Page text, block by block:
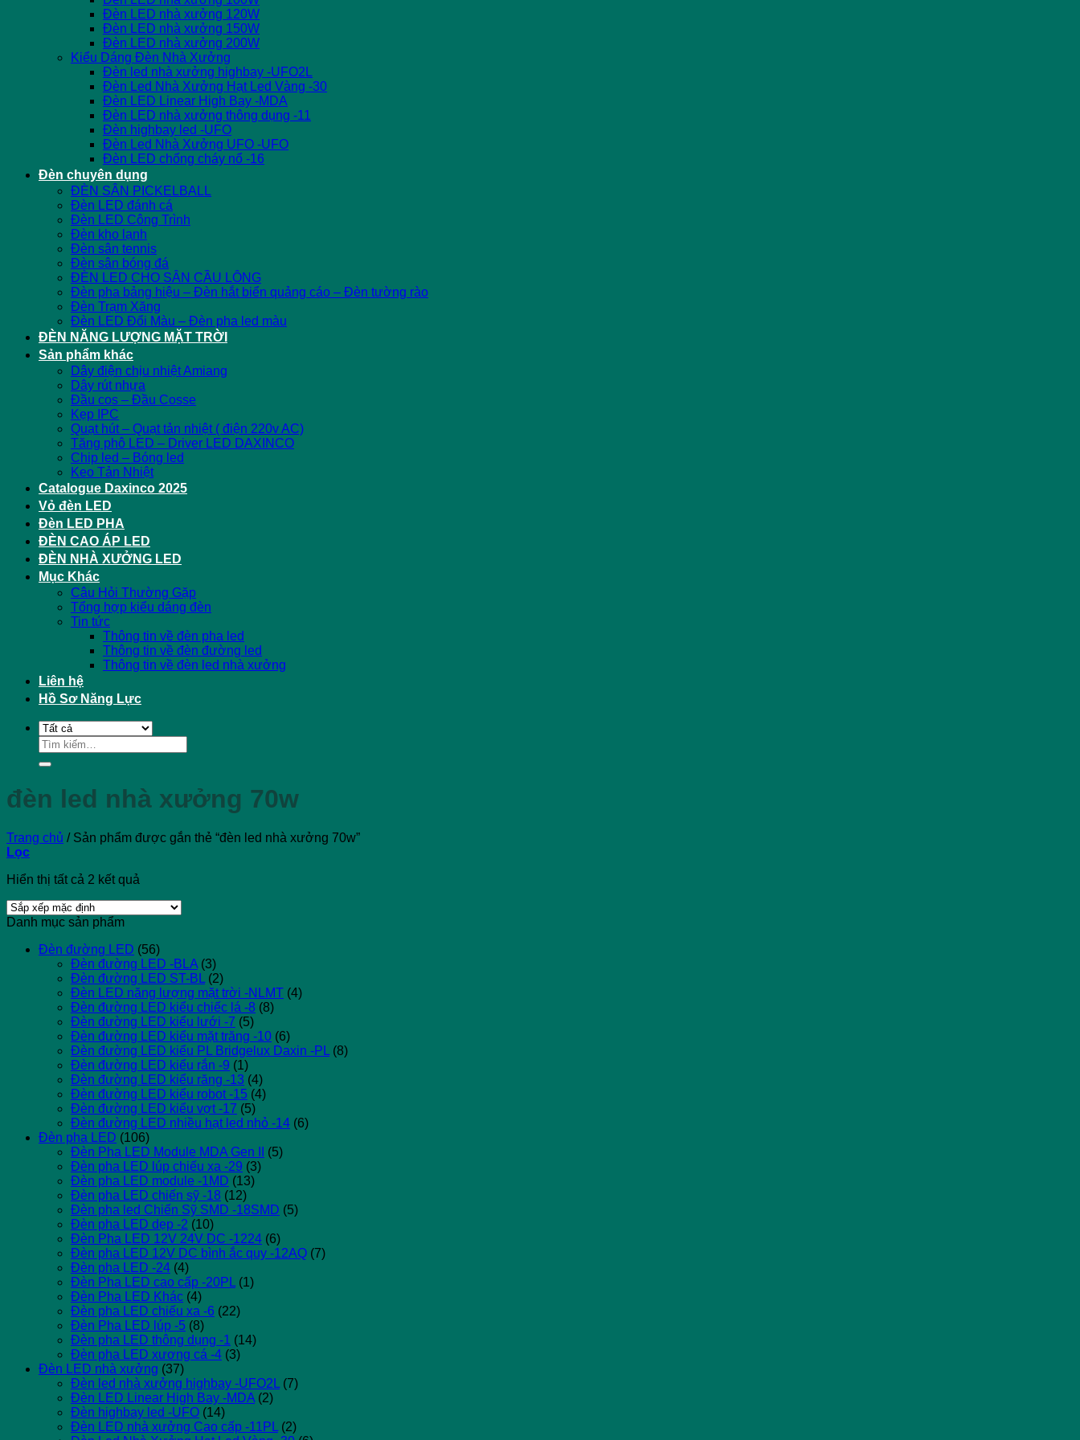
Đèn LED nhà xưởng 120W
Đèn LED nhà xưởng 150W
Đèn LED nhà xưởng 200W
Kiểu Dáng Đèn Nhà Xưởng
Đèn led nhà xưởng highbay -UFO2L
Đèn Led Nhà Xưởng Hạt Led Vàng -30
Đèn LED Linear High Bay -MDA
Đèn LED nhà xưởng thông dụng -11
Đèn highbay led -UFO
Đèn Led Nhà Xưởng UFO -UFO
Đèn LED chống cháy nổ -16
Đèn chuyên dụng
ĐÈN SÂN PICKELBALL
Đèn LED đánh cá
Đèn LED Công Trình
Đèn kho lạnh
Đèn sân tennis
Đèn sân bóng đá
ĐÈN LED CHO SÂN CẦU LÔNG
Đèn pha bảng hiệu – Đèn hắt biển quảng cáo – Đèn tường rào
Đèn Trạm Xăng
Đèn LED Đổi Màu – Đèn pha led màu
ĐÈN NĂNG LƯỢNG MẶT TRỜI
Sản phẩm khác
Dây điện chịu nhiệt Amiang
Dây rút nhựa
Đầu cos – Đầu Cosse
Kẹp IPC
Quạt hút – Quạt tản nhiệt ( điện 220v AC)
Tăng phô LED – Driver LED DAXINCO
Chip led – Bóng led
Keo Tản Nhiệt
Catalogue Daxinco 2025
Vỏ đèn LED
Đèn LED PHA
ĐÈN CAO ÁP LED
ĐÈN NHÀ XƯỞNG LED
Mục Khác
Câu Hỏi Thường Gặp
Tổng hợp kiểu dáng đèn
Tin tức
Thông tin về đèn pha led
Thông tin về đèn đường led
Thông tin về đèn led nhà xưởng
Liên hệ
Hồ Sơ Năng Lực
Tìm
kiếm:
đèn led nhà xưởng 70w
Trang chủ /Sản phẩm được gắn thẻ “đèn led nhà xưởng 70w”
Lọc
Hiển thị tất cả 2 kết quả
Danh mục sản phẩm
Đèn đường LED (56)
Đèn đường LED -BLA (3)
Đèn đường LED ST-BL (2)
Đèn LED năng lượng mặt trời -NLMT (4)
Đèn đường LED kiểu chiếc lá -8 (8)
Đèn đường LED kiểu lưới -7 (5)
Đèn đường LED kiểu mặt trăng -10 (6)
Đèn đường LED kiểu PL Bridgelux Daxin -PL (8)
Đèn đường LED kiểu rắn -9 (1)
Đèn đường LED kiểu răng -13 (4)
Đèn đường LED kiểu robot -15 (4)
Đèn đường LED kiểu vợt -17 (5)
Đèn đường LED nhiều hạt led nhỏ -14 (6)
Đèn pha LED (106)
Đèn Pha LED Module MDA Gen II
(5)
Đèn pha LED lúp chiếu xa -29 (3)
Đèn pha LED module -1MD (13)
Đèn pha LED chiến sỹ -18 (12)
Đèn pha led Chiến Sỹ SMD -18SMD (5)
Đèn pha LED dẹp -2 (10)
Đèn Pha LED 12V 24V DC -1224 (6)
Đèn pha LED 12V DC bình ắc quy -12AQ (7)
Đèn pha LED -24 (4)
Đèn Pha LED cao cấp -20PL (1)
Đèn Pha LED Khác (4)
Đèn pha LED chiếu xa -6 (22)
Đèn Pha LED lúp -5 (8)
Đèn pha LED thông dụng -1 (14)
Đèn pha LED xương cá -4 (3)
Đèn LED nhà xưởng (37)
Đèn led nhà xưởng highbay -UFO2L (7)
Đèn LED Linear High Bay -MDA (2)
Đèn highbay led -UFO (14)
Đèn LED nhà xưởng Cao cấp -11PL (2)